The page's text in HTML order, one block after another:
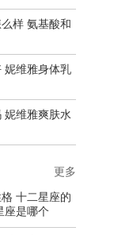
样 氨基酸和
妮维雅身体乳
妮维雅爽肤水
十二星座的
座是哪个
更多